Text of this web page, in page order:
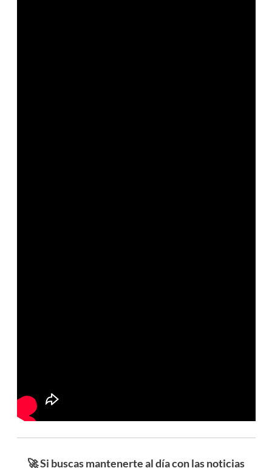
🚀 Si buscas mantenerte al día con las noticias